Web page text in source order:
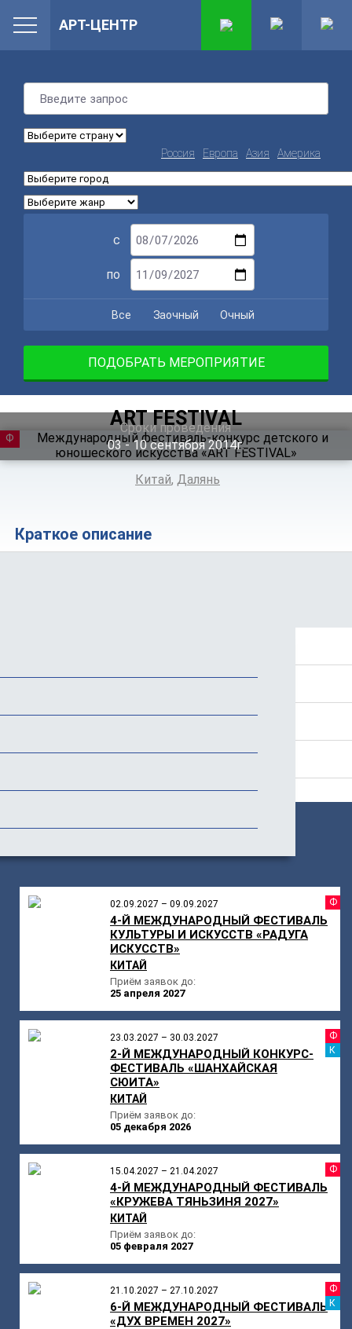
Россия Европа Азия Америка
с
по
Все Заочный Очный
ПОДОБРАТЬ МЕРОПРИЯТИЕ
ART FESTIVAL
Сроки проведения
03 ‐ 10сентября 2014г.
ФЕСТИВАЛЬ
Китай, Далянь
Краткое описание
02.09.2027 – 09.09.2027
4-Й МЕЖДУНАРОДНЫЙ ФЕСТИВАЛЬ
КУЛЬТУРЫ И ИСКУССТВ «РАДУГА
ИСКУССТВ»
КИТАЙ
Приём заявок до:
25 апреля 2027
23.03.2027 – 30.03.2027
2-Й МЕЖДУНАРОДНЫЙ КОНКУРС-
ФЕСТИВАЛЬ «ШАНХАЙСКАЯ
СЮИТА»
КИТАЙ
Приём заявок до:
05 декабря 2026
15.04.2027 – 21.04.2027
4-Й МЕЖДУНАРОДНЫЙ ФЕСТИВАЛЬ
«КРУЖЕВА ТЯНЬЗИНЯ 2027»
КИТАЙ
Приём заявок до:
05 февраля 2027
21.10.2027 – 27.10.2027
6-Й МЕЖДУНАРОДНЫЙ ФЕСТИВАЛЬ
«ДУХ ВРЕМЕН 2027»
АРТ-ЦЕНТР